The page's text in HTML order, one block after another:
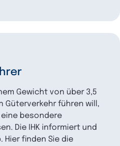
Gewicht von über 3,5
Güterverkehr führen will,
eine besondere
Die IHK informiert und
Hier finden Sie die